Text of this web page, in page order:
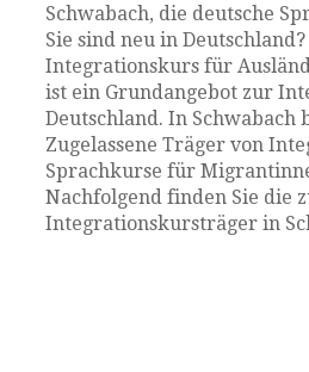
Schwabach, die deutsche
Sie sind neu in
Integrationskurs für
ist ein Grundangebot zur
Deutschland. In Schwabach
Zugelassene Träger von
Sprachkurse für
Nachfolgend finden Sie die
Integrationskursträger in